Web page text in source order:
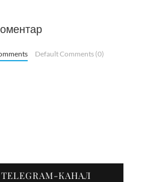
Default Comments (0)
КАНАЛ